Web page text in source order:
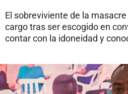
El sobreviviente de la
cargo tras ser escogido en
contar con la idoneidad y